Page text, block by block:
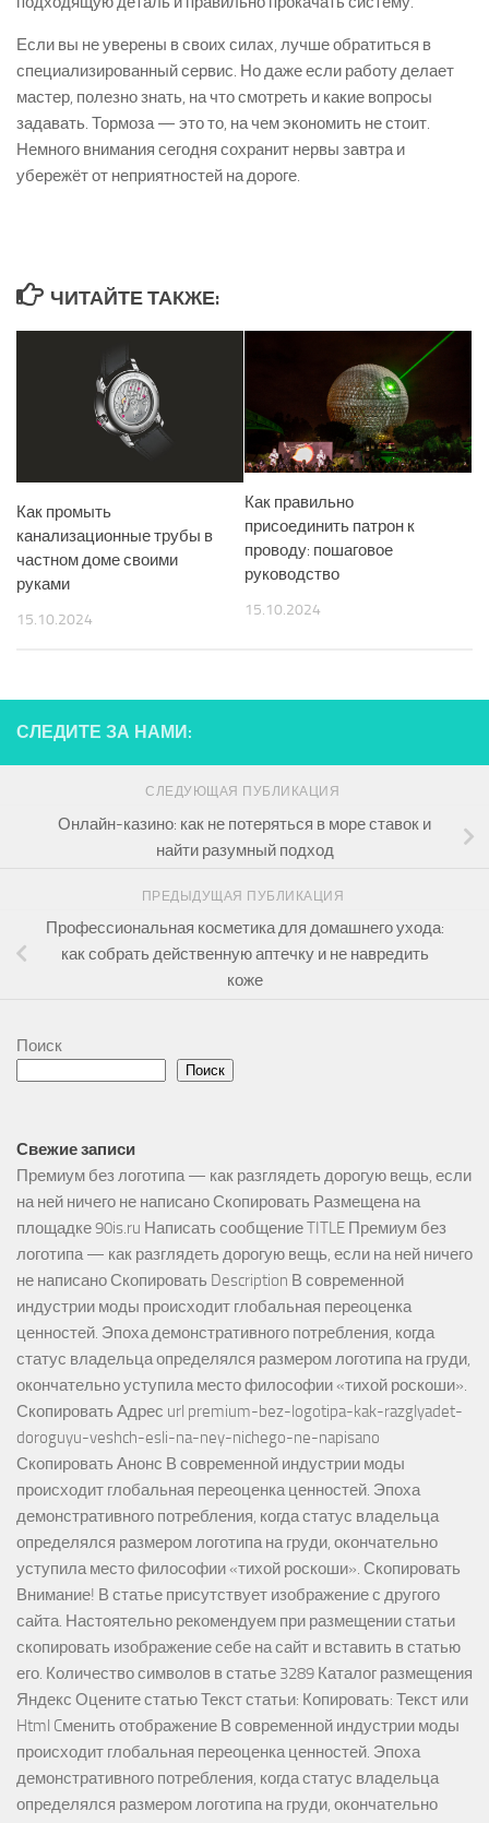
Если вы не уверены в своих силах, лучше обратиться в
специализированный сервис. Но даже если работу делает
мастер, полезно знать, на что смотреть и какие вопросы
задавать. Тормоза — это то, на чем экономить не стоит.
Немного внимания сегодня сохранит нервы завтра и
убережёт от неприятностей на дороге.
ЧИТАЙТЕ ТАКЖЕ:
Как промыть
канализационные трубы в
частном доме своими
руками
15.10.2024
Как правильно
присоединить патрон к
проводу: пошаговое
руководство
15.10.2024
СЛЕДИТЕ ЗА НАМИ:
СЛЕДУЮЩАЯ ПУБЛИКАЦИЯ
Онлайн-казино: как не потеряться в море ставок и
найти разумный подход
ПРЕДЫДУЩАЯ ПУБЛИКАЦИЯ
Профессиональная косметика для домашнего ухода:
как собрать действенную аптечку и не навредить
коже
Поиск
Поиск
Свежие записи
Премиум без логотипа — как разглядеть дорогую вещь, если
на ней ничего не написано Скопировать Размещена на
площадке 90is.ru Написать сообщение TITLE Премиум без
логотипа — как разглядеть дорогую вещь, если на ней ничего
не написано Скопировать Description В современной
индустрии моды происходит глобальная переоценка
ценностей. Эпоха демонстративного потребления, когда
статус владельца определялся размером логотипа на груди,
окончательно уступила место философии «тихой роскоши».
Скопировать Адрес url premium-bez-logotipa-kak-razglyadet-
doroguyu-veshch-esli-na-ney-nichego-ne-napisano
Скопировать Анонс В современной индустрии моды
происходит глобальная переоценка ценностей. Эпоха
демонстративного потребления, когда статус владельца
определялся размером логотипа на груди, окончательно
уступила место философии «тихой роскоши». Скопировать
Внимание! В статье присутствует изображение с другого
сайта. Настоятельно рекомендуем при размещении статьи
скопировать изображение себе на сайт и вставить в статью
его. Количество символов в статье 3289 Каталог размещения
Яндекс Оцените статью Текст статьи: Копировать: Текст или
Html Cменить отображение В современной индустрии моды
происходит глобальная переоценка ценностей. Эпоха
демонстративного потребления, когда статус владельца
определялся размером логотипа на груди, окончательно